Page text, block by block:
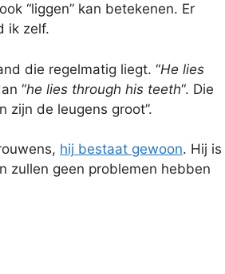
“liggen” kan betekenen. Er
ik zelf.
die regelmatig liegt. “He lies
“he lies through his teeth“. Die
zijn de leugens groot”.
hij bestaat gewoon. Hij is
zullen geen problemen hebben